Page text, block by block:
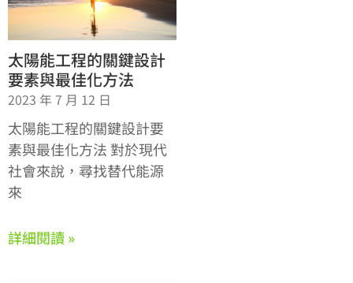
太陽能工程的關鍵設計
要素與最佳化方法
2023 年 7 月 12 日
太陽能工程的關鍵設計要
素與最佳化方法 對於現代
社會來說，尋找替代能源
來
詳細閱讀 »